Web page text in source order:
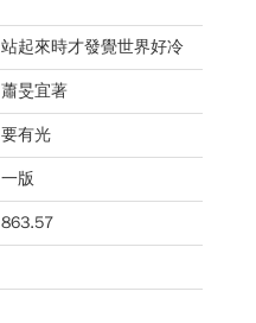
站起來時才發覺世界好冷
蕭旻宜著
要有光
一版
863.57